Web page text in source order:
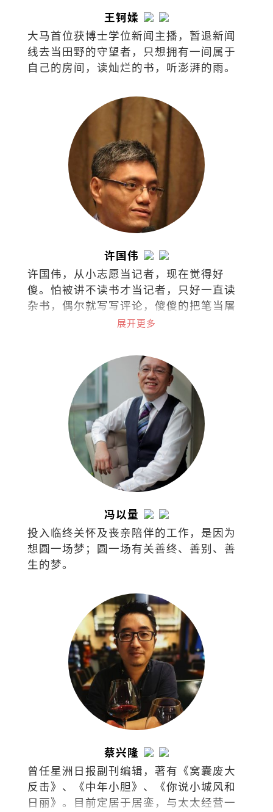
王钶媃
大马首位获博士学位新闻主播，暂退新闻
线去当田野的守望者，只想拥有一间属于
自己的房间，读灿烂的书，听澎湃的雨。
许国伟
许国伟，从小志愿当记者，现在觉得好
傻。怕被讲不读书才当记者，只好一直读
杂书，偶尔就写写评论，傻傻的把笔当屠
展开更多
冯以量
投入临终关怀及丧亲陪伴的工作，是因为
想圆一场梦；圆一场有关善终、善别、善
生的梦。
蔡兴隆
曾任星洲日报副刊编辑，著有《窝囊废大
反击》、《中年小胆》、《你说小城风和
日丽》。目前定居于居銮，与太太经营一